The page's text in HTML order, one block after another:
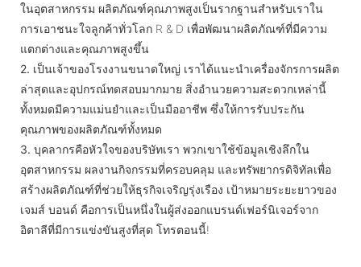
ในอุตสาหกรรม ผลิตภัณฑ์คุณภาพสูงเป็นรากฐานสำหรับเราใน
การเอาชนะใจลูกค้าทั่วโลก R & D เพื่อพัฒนาผลิตภัณฑ์ที่มีความ
แตกต่างและคุณภาพสูงขึ้น
2. เป็นเจ้าของโรงงานขนาดใหญ่ เราได้แนะนำเครื่องจักรการผลิต
ล่าสุดและอุปกรณ์ทดสอบมากมาย สิ่งอำนวยความสะดวกเหล่านี้
ทั้งหมดมีความแม่นยำและเป็นมืออาชีพ ซึ่งให้การรับประกัน
คุณภาพของผลิตภัณฑ์ทั้งหมด
3. บุคลากรคือหัวใจของบริษัทเรา พวกเขาใช้ข้อมูลเชิงลึกใน
อุตสาหกรรม ผลงานกิจกรรมที่ครอบคลุม และทรัพยากรดิจิทัลเพื่อ
สร้างผลิตภัณฑ์ที่ช่วยให้ธุรกิจเจริญรุ่งเรือง เป้าหมายระยะยาวของ
เจมส์ บอนด์ คือการเป็นหนึ่งในผู้ส่งออกแบรนด์เฟอร์นิเจอร์จาก
อิตาลีที่มีการแข่งขันสูงที่สุด โทรตอนนี้!